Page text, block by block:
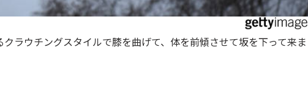
ラウチングスタイルで膝を曲げて、体を前傾させて坂を下って来ま